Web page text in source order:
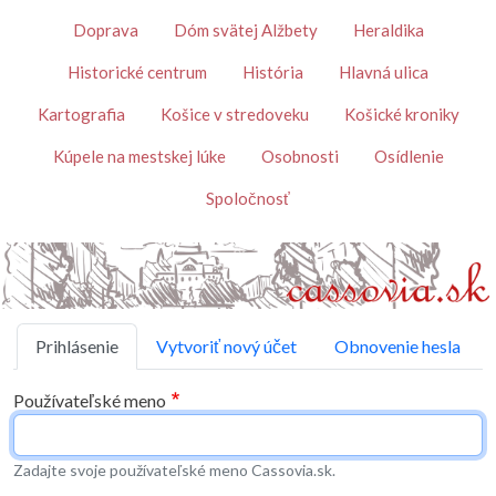
TémyDoprava Dóm svätej Alžbety Heraldika
Historické centrum História Hlavná ulica
Kartografia Košice v stredoveku Košické kroniky
Kúpele na mestskej lúke Osobnosti Osídlenie
Spoločnosť
Primárne karty
Prihlásenie Vytvoriť nový účet Obnovenie hesla
Používateľské meno
Zadajte svoje používateľské meno Cassovia.sk.